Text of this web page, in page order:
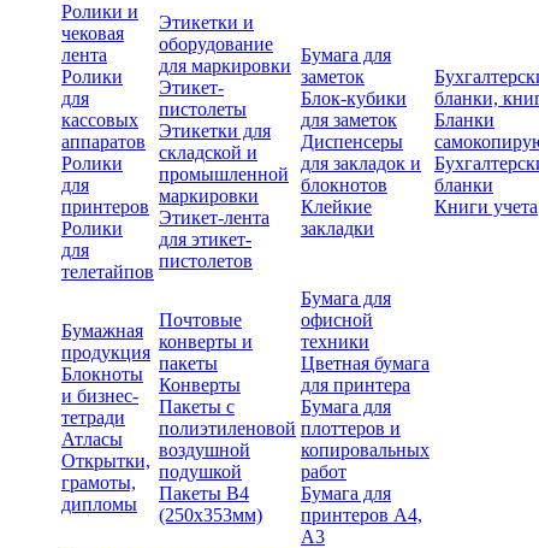
Ролики и
чековая
лента
Ролики
для
кассовых
аппаратов
Ролики
для
принтеров
Ролики
для
телетайпов
Этикетки и
оборудование
для маркировки
Этикет-
пистолеты
Этикетки для
складской и
промышленной
маркировки
Этикет-лента
для этикет-
пистолетов
Бумага для
заметок
Блок-кубики
для заметок
Диспенсеры
для закладок и
блокнотов
Клейкие
закладки
бланки,
Бланки
бланки
Книги учета
Бумажная
продукция
Блокноты
и бизнес-
тетради
Атласы
Открытки,
грамоты,
дипломы
Почтовые
конверты и
пакеты
Конверты
Пакеты с
полиэтиленовой
воздушной
подушкой
Пакеты В4
(250х353мм)
Бумага для
офисной
техники
Цветная бумага
для принтера
Бумага для
плоттеров и
копировальных
работ
Бумага для
принтеров А4,
А3